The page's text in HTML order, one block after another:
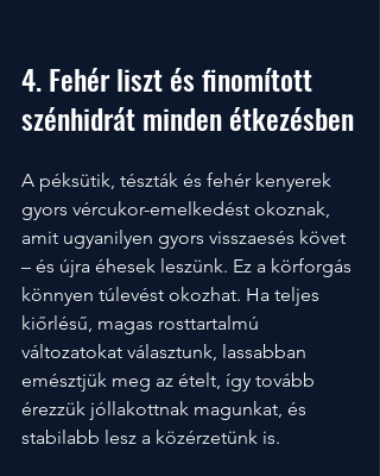
4. Fehér liszt és finomított
szénhidrát minden étkezésben
A péksütik, tészták és fehér kenyerek
gyors vércukor-emelkedést okoznak,
amit ugyanilyen gyors visszaesés követ
– és újra éhesek leszünk. Ez a körforgás
könnyen túlevést okozhat. Ha teljes
kiőrlésű, magas rosttartalmú
változatokat választunk, lassabban
emésztjük meg az ételt, így tovább
érezzük jóllakottnak magunkat, és
stabilabb lesz a közérzetünk is.